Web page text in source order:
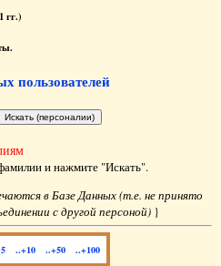
гг.)
пользователей
и нажмите "Искать".
в Базе Данных (т.е. не принято
с другой персоной) }
5 ..+10 ..+50 ..+100